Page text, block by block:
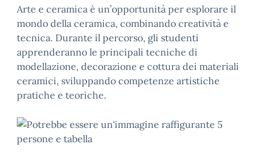
Arte e ceramica è un’opportunità per esplorare il
mondo della ceramica, combinando creatività e
tecnica. Durante il percorso, gli studenti
apprenderanno le principali tecniche di
modellazione, decorazione e cottura dei materiali
ceramici, sviluppando competenze artistiche
pratiche e teoriche.